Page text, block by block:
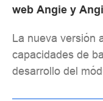
web Angie y
La nueva versión
capacidades de
desarrollo del